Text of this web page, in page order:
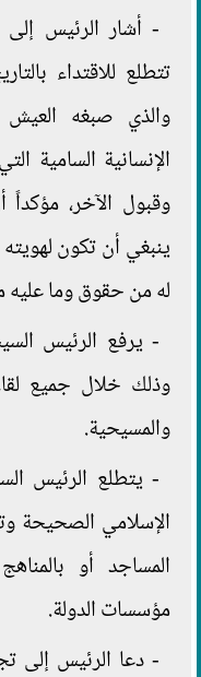
- أشار الرئيس إلى
تتطلع للاقتداء
والذي صبغه
الإنسانية السامية
وقبول الآخر، مؤكداً
ينبغي أن تكون
له من حقوق وما
- يرفع الرئيس
وذلك خلال جميع
والمسيحية.
- يتطلع الرئيس
الإسلامي الصحيحة
المساجد أو
مؤسسات الدولة.
- دعا الرئيس إلى